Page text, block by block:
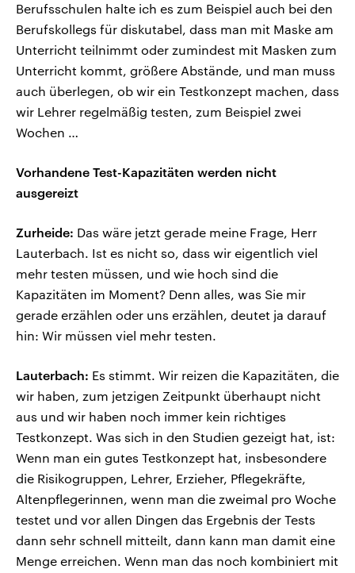
Berufsschulen halte ich es zum Beispiel auch bei den
Berufskollegs für diskutabel, dass man mit Maske am
Unterricht teilnimmt oder zumindest mit Masken zum
Unterricht kommt, größere Abstände, und man muss
auch überlegen, ob wir ein Testkonzept machen, dass
wir Lehrer regelmäßig testen, zum Beispiel zwei
Wochen …
Vorhandene Test-Kapazitäten werden nicht
ausgereizt
Zurheide: Das wäre jetzt gerade meine Frage, Herr
Lauterbach. Ist es nicht so, dass wir eigentlich viel
mehr testen müssen, und wie hoch sind die
Kapazitäten im Moment? Denn alles, was Sie mir
gerade erzählen oder uns erzählen, deutet ja darauf
hin: Wir müssen viel mehr testen.
Lauterbach: Es stimmt. Wir reizen die Kapazitäten, die
wir haben, zum jetzigen Zeitpunkt überhaupt nicht
aus und wir haben noch immer kein richtiges
Testkonzept. Was sich in den Studien gezeigt hat, ist:
Wenn man ein gutes Testkonzept hat, insbesondere
die Risikogruppen, Lehrer, Erzieher, Pflegekräfte,
Altenpflegerinnen, wenn man die zweimal pro Woche
testet und vor allen Dingen das Ergebnis der Tests
dann sehr schnell mitteilt, dann kann man damit eine
Menge erreichen. Wenn man das noch kombiniert mit